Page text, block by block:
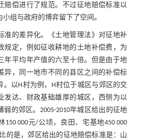
赔偿进行了规范。不过征地赔偿标准以
组与政府的博弈留下了空间。
准的差异化。《土地管理法》对征地补
规定，例如征收耕地的土地补偿费，为
年平均年产值的六至十倍。但是由于地
异，同一地市不同的县区之间的补偿标
。以H村为例，H村位于城区与郊区的交
发达、财政基础雄厚的城区，西侧为以
弱的郊区。2005-2010年城区给出的征地
150 000元/公顷，良田、宅基地450 000
的是，郊区给出的征地赔偿标准是：山